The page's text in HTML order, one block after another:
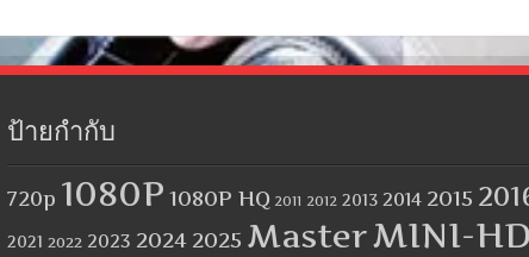
ป้ายกำกับ
720p 1080P 1080P HQ 2011 2012 2013 2014 2015
2021 2022 2023 2024 2025 MasterMINI-HD